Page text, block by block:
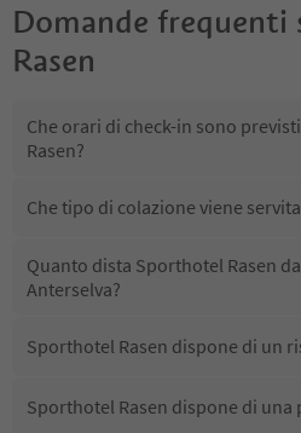
Domande frequenti
Rasen
Che orari di check-in sono
Rasen?
Che tipo di colazione viene
Quanto dista Sporthotel Rasen
Anterselva?
Sporthotel Rasen dispone di un
Sporthotel Rasen dispone di una